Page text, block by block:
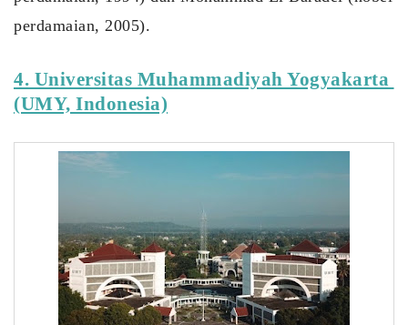
perdamaian, 2005).
4. Universitas Muhammadiyah Yogyakarta
(UMY, Indonesia)